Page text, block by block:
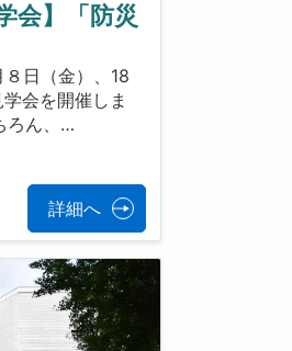
会】「防災
日（金）、18
会を開催しま
ろん、…
詳細へ